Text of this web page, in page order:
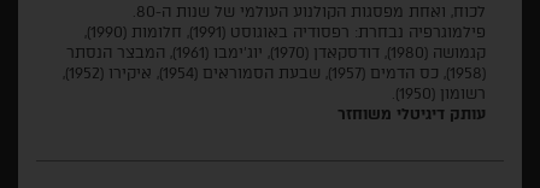
לכוח, ואחת מפסגות הקולנוע העולמי של שנות ה-80.
פילמוגרפיה נבחרת: רפסודיה באוגוסט (1991), חלומות (1990),
קגמושה (1980), דודסקאדן (1970), יוג'ימבו (1961), המבצר הנסתר
(1958), כס הדמים (1957), שבעת הסמוראים (1954), איקירו (1952),
רשומון (1950).
עותק דיגיטלי משוחזר